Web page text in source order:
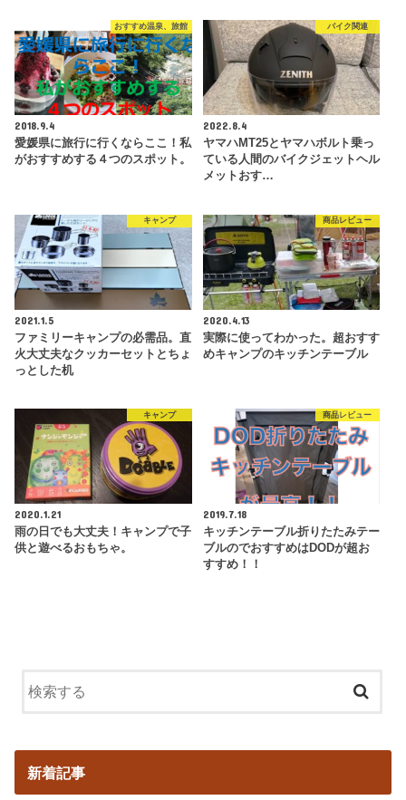
おすすめ温泉、旅館
2018.9.4
愛媛県に旅行に行くならここ！私
がおすすめする４つのスポット。
バイク関連
2022.8.4
ヤマハMT25とヤマハボルト乗っ
ている人間のバイクジェットヘル
メットおす…
キャンプ
2021.1.5
ファミリーキャンプの必需品。直
火大丈夫なクッカーセットとちょ
っとした机
商品レビュー
2020.4.13
実際に使ってわかった。超おすす
めキャンプのキッチンテーブル
キャンプ
2020.1.21
雨の日でも大丈夫！キャンプで子
供と遊べるおもちゃ。
商品レビュー
2019.7.18
キッチンテーブル折りたたみテー
ブルのでおすすめはDODが超お
すすめ！！
新着記事